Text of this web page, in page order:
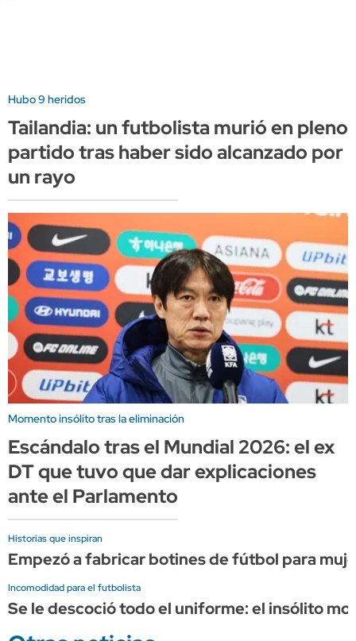
Hubo 9 heridos
Tailandia: un futbolista murió en pleno
partido tras haber sido alcanzado por
un rayo
Momento insólito tras la eliminación
Escándalo tras el Mundial 2026: el ex
DT que tuvo que dar explicaciones
ante el Parlamento
Historias que inspiran
Empezó a fabricar botines de fútbol para
Incomodidad para el futbolista
Se le descoció todo el uniforme: el insólito